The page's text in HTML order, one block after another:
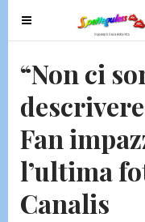
T
o
g
e
n
i
g
“Non ci
Fan
l’ultima
Canalis